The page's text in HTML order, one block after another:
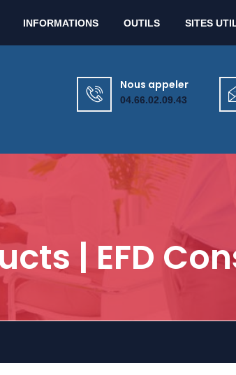
12h00 / 13h30 - 17h30
Nous appeler
04.66.02.09.43
INFORMATIONS OUTILS SITES
| EFD